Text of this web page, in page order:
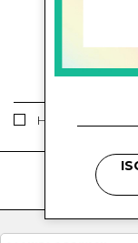
Ho letto ed